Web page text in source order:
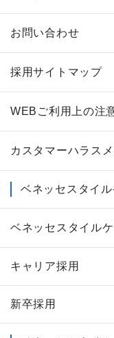
お問い合わせ
採用サイトマップ
WEBご利用上の注
カスタマーハラス
ベネッセスタイ
ベネッセスタイル
キャリア採用
新卒採用